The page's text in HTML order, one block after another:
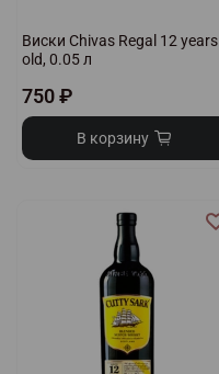
Виски Chivas Regal 12 years
old, 0.05 л
750 ₽
В корзину